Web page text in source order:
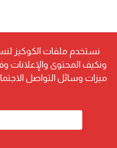
نستخدم ملفات الكوكيز
ونكيف المحتوى والإعلانات
ميزات وسائل التواصل